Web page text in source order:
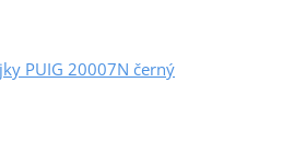
PUIG 20007N černý